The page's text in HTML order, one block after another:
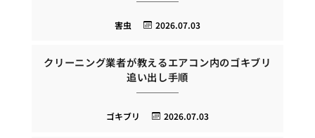
2026.07.03
害虫
クリーニング業者が教えるエアコン内のゴキブリ
追い出し手順
2026.07.03
ゴキブリ